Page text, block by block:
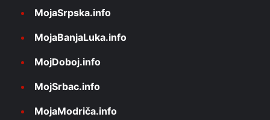
MojaSrpska.info
MojaBanjaLuka.info
MojDoboj.info
MojSrbac.info
MojaModriča.info